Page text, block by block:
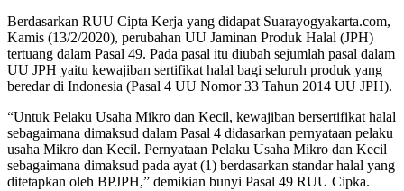
Berdasarkan RUU Cipta Kerja yang didapat Suarayogyakarta.com,
Kamis (13/2/2020), perubahan UU Jaminan Produk Halal (JPH)
tertuang dalam Pasal 49. Pada pasal itu diubah sejumlah pasal dalam
UU JPH yaitu kewajiban sertifikat halal bagi seluruh produk yang
beredar di Indonesia (Pasal 4 UU Nomor 33 Tahun 2014 UU JPH).
“Untuk Pelaku Usaha Mikro dan Kecil, kewajiban bersertifikat halal
sebagaimana dimaksud dalam Pasal 4 didasarkan pernyataan pelaku
usaha Mikro dan Kecil. Pernyataan Pelaku Usaha Mikro dan Kecil
sebagaimana dimaksud pada ayat (1) berdasarkan standar halal yang
ditetapkan oleh BPJPH,” demikian bunyi Pasal 49 RUU Cipka.